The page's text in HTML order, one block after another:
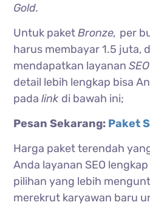
Gold.
Untuk paketBronze, per
harus membayar 1.5 juta,
mendapatkan layananSEO
detail lebih lengkap bisa
padalink di bawah ini;
Pesan Sekarang: Paket
Harga paket terendah
Anda layanan SEO
pilihan yang lebih
merekrut karyawan baru